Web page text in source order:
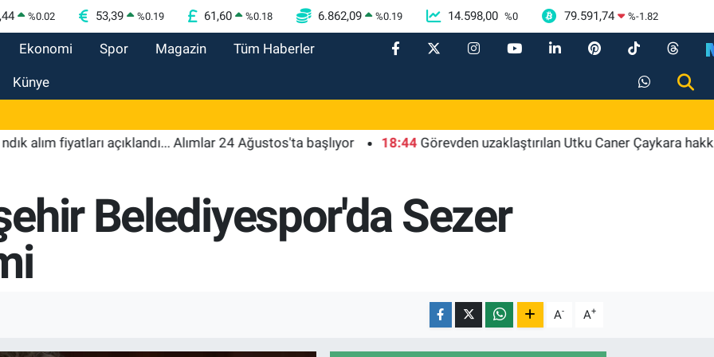
%0.02 53,39 %0.19 61,60 %0.18 6.862,09 %0.19 14.598,00 %0 79.591,74 %-1.82
Ekonomi Spor Magazin Tüm Haberler
Künye
alım fiyatları açıklandı... Alımlar 24 Ağustos'ta başlıyor 18:44 Görevden uzaklaştırılan Utku Caner Çaykara hakkında
Belediyespor'da Sezer
A- A+